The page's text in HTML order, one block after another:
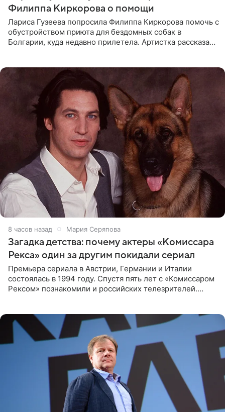
Филиппа Киркорова о помощи
Лариса Гузеева попросила Филиппа Киркорова помочь с
обустройством приюта для бездомных собак в
Болгарии, куда недавно прилетела. Артистка рассказала
8 часов назад Мария Серяпова
Загадка детства: почему актеры «Комиссара
Рекса» один за другим покидали сериал
Премьера сериала в Австрии, Германии и Италии
состоялась в 1994 году. Спустя пять лет с «Комиссаром
Рексом» познакомили и российских телезрителей.